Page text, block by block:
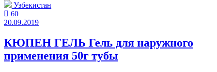
Узбекистан
60
20.09.2019
КЮПЕН ГЕЛЬ Гель для наружного
применения 50г тубы